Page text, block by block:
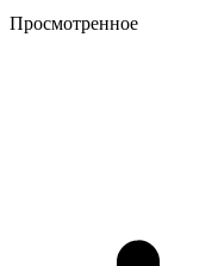
Просмотренное